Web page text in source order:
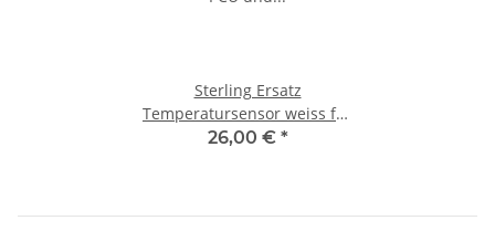
Sterling Ersatz
Temperatursensor weiss für
PCU und BB Ladegerät
26,00 € *